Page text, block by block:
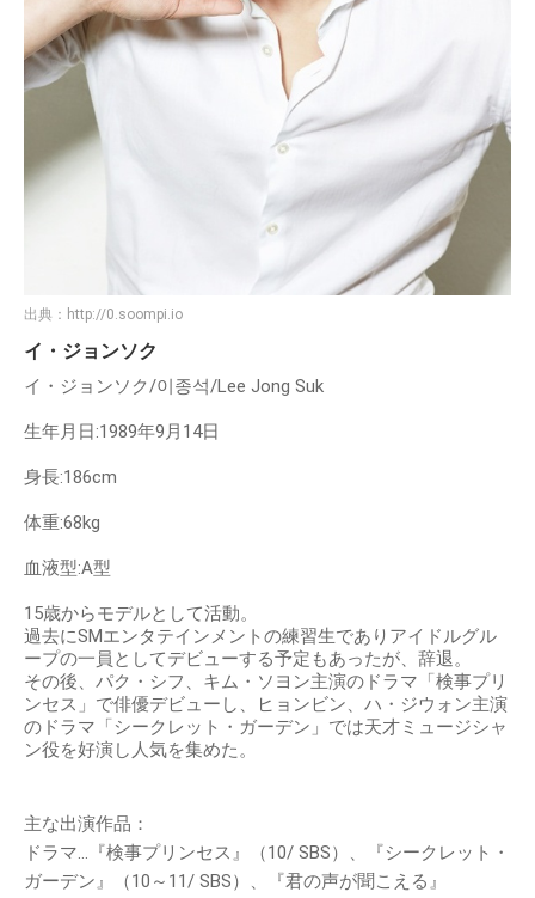
出典： http://0.soompi.io
イ・ジョンソク
イ・ジョンソク/이종석/Lee Jong Suk
生年月日:1989年9月14日
身長:186cm
体重:68kg
血液型:A型
15歳からモデルとして活動。
過去にSMエンタテインメントの練習生でありアイドルグル
ープの一員としてデビューする予定もあったが、辞退。
その後、パク・シフ、キム・ソヨン主演のドラマ「検事プリ
ンセス」で俳優デビューし、ヒョンビン、ハ・ジウォン主演
のドラマ「シークレット・ガーデン」では天才ミュージシャ
ン役を好演し人気を集めた。
主な出演作品：
ドラマ…『検事プリンセス』（10/ SBS）、『シークレット・
ガーデン』（10～11/ SBS）、『君の声が聞こえる』